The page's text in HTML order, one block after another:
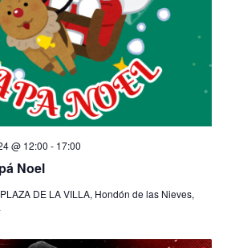
Noel
@ 12:00 - 17:00
PLAZA DE LA VILLA, Hondón de las Nieves,